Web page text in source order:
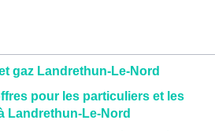
gaz Landrethun-Le-Nord
pour les particuliers et les
Landrethun-Le-Nord